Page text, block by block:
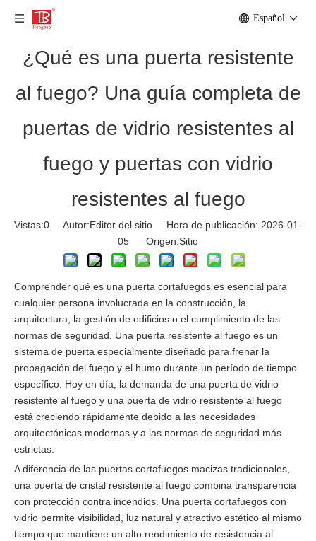
Español
¿Qué es una puerta resistente
al fuego? Una guía completa de
puertas de vidrio resistentes al
fuego y puertas con vidrio
resistentes al fuego
Vistas:0 Autor:Editor del sitio Hora de publicación: 2026-01-
05 Origen:Sitio
Comprender qué es una puerta cortafuegos es esencial para
cualquier persona involucrada en la construcción, la
arquitectura, la gestión de edificios o el cumplimiento de las
normas de seguridad. Una puerta resistente al fuego es un
sistema de puerta especialmente diseñado para frenar la
propagación del fuego y el humo durante un período de tiempo
específico. Hoy en día, la demanda de una puerta de vidrio
resistente al fuego y una puerta de vidrio resistente al fuego
está creciendo rápidamente debido a las necesidades
arquitectónicas modernas y a las normas de seguridad más
estrictas.
A diferencia de las puertas cortafuegos macizas tradicionales,
una puerta de cristal resistente al fuego combina transparencia
con protección contra incendios. Una puerta cortafuegos con
vidrio permite visibilidad, luz natural y atractivo estético al mismo
tiempo que mantiene un alto rendimiento de resistencia al